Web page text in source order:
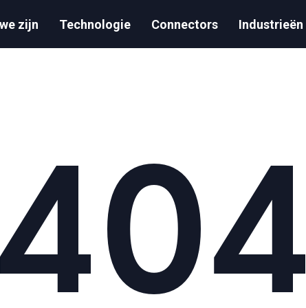
zijn Technologie Connectors Industrieën
404